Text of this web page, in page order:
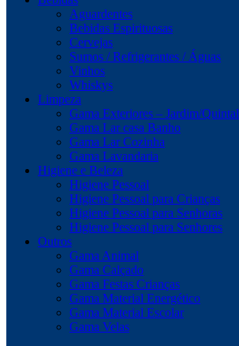
Aguardentes
Bebidas Espirituosas
Cervejas
Sumos / Refrigerantes / Águas
Vinhos
Whiskys
Limpeza
Gama Exteriores – Jardim/Quintal
Gama Lar casa Banho
Gama Lar Cozinha
Gama Lavandaria
Higiene e Beleza
Higiene Pessoal
Higiene Pessoal para Crianças
Higiene Pessoal para Senhoras
Higiene Pessoal para Senhores
Outros
Gama Animal
Gama Calçado
Gama Festas Crianças
Gama Material Energético
Gama Material Escolar
Gama Velas